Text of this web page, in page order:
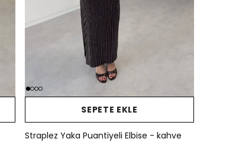
SEPETE EKLE
Straplez Yaka Puantiyeli Elbise - kahve